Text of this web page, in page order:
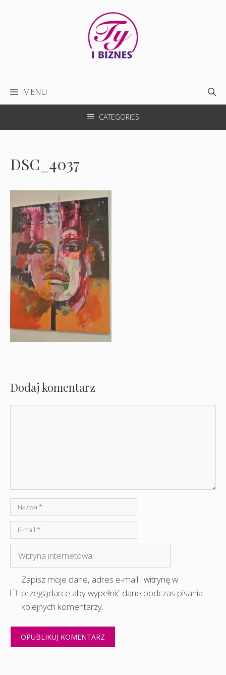
MENU
CATEGORIES
DSC_4037
Dodaj komentarz
Nazwa
mail
internetowa
Zapisz moje dane, adres e-mail i witrynę w
przeglądarce aby wypełnić dane podczas pisania
kolejnych komentarzy.